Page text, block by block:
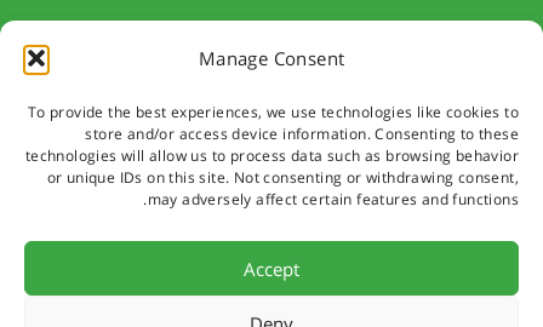
Manage Consent
To provide the best experiences, we use technologies like cookies to
store and/or access device information. Consenting to these
technologies will allow us to process data such as browsing behavior
or unique IDs on this site. Not consenting or withdrawing consent,
may adversely affect certain features and functions.
Accept
© כל הזכויות שמורות לאתר 2019
נבנה עם Pixelpress.co.il